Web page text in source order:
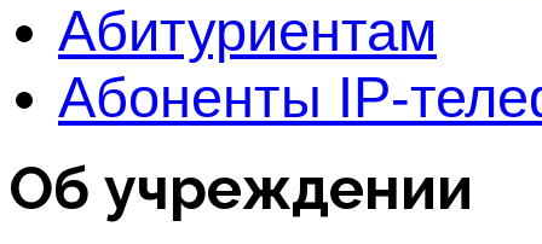
Абитуриентам
Абоненты IP-
Об учреждении